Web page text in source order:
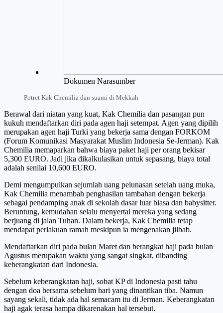
Dokumen Narasumber
Potret Kak Chemilia dan suami di Mekkah
Berawal dari niatan yang kuat, Kak Chemilia dan pasangan pun
kukuh mendaftarkan diri pada agen haji setempat. Agen yang dipilih
merupakan agen haji Turki yang bekerja sama dengan FORKOM
(Forum Komunikasi Masyarakat Muslim Indonesia Se-Jerman). Kak
Chemilia memaparkan bahwa biaya paket haji per orang bekisar
5,300 EURO. Jadi jika dikalkulasikan untuk sepasang, biaya total
adalah senilai 10,600 EURO.
Demi mengumpulkan sejumlah uang pelunasan setelah uang muka,
Kak Chemilia menambah penghasilan tambahan dengan bekerja
sebagai pendamping anak di sekolah dasar luar biasa dan babysitter.
Beruntung, kemudahan selalu menyertai mereka yang sedang
berjuang di jalan Tuhan. Dalam bekerja, Kak Chemilia tetap
mendapat perlakuan ramah meskipun ia mengenakan jilbab.
Mendaftarkan diri pada bulan Maret dan berangkat haji pada bulan
Agustus merupakan waktu yang sangat singkat, dibanding
keberangkatan dari Indonesia.
Sebelum keberangkatan haji, sobat KP di Indonesia pasti tahu
dengan doa bersama sebelum hari yang dinantikan tiba. Namun
sayang sekali, tidak ada hal semacam itu di Jerman. Keberangkatan
haji agak terasa hampa dikarenakan hal tersebut.